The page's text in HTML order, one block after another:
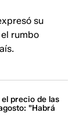
su
rumbo
precio de las
"Habrá